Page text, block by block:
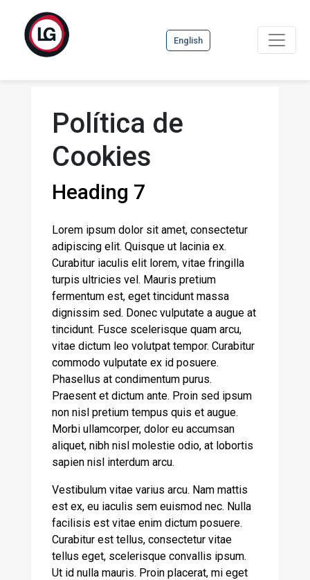
English
Política de
Cookies
Heading 7
Lorem ipsum dolor sit amet, consectetur
adipiscing elit. Quisque ut lacinia ex.
Curabitur iaculis elit lorem, vitae fringilla
turpis ultricies vel. Mauris pretium
fermentum est, eget tincidunt massa
dignissim sed. Donec vulputate a augue at
tincidunt. Fusce scelerisque quam arcu,
vitae dictum leo volutpat tempor. Curabitur
commodo vulputate ex id posuere.
Phasellus at condimentum purus.
Praesent et dictum ante. Proin sed ipsum
non nisl pretium tempus quis et augue.
Morbi ullamcorper, dolor eu accumsan
aliquet, nibh nisl molestie odio, at lobortis
sapien nisl interdum arcu.
Vestibulum vitae varius arcu. Nam mattis
est ex, eu iaculis sem euismod nec. Nulla
facilisis est vitae enim dictum posuere.
Curabitur est tellus, consectetur vitae
tellus eget, scelerisque convallis ipsum.
Ut id nulla mauris. Proin placerat, mi eget